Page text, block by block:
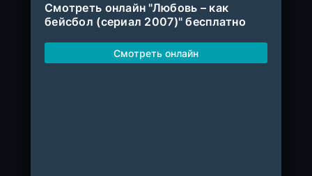
Смотреть онлайн "Любовь – как
бейсбол (сериал 2007)" бесплатно
Смотреть онлайн